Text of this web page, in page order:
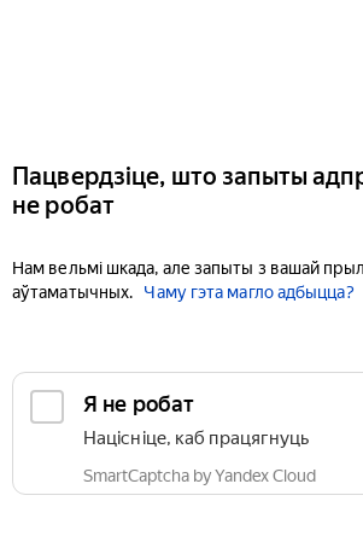
Пацвердзіце, што запыты
не робат
Нам вельмі шкада, але запыты з вашай
аўтаматычных.
Чаму гэта магло адбыцца?
Я не робат
Націсніце, каб працягнуць
SmartCaptcha by Yandex Cloud